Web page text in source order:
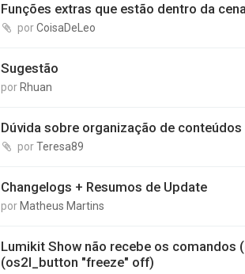
Funções extras que estão dentro da
porCoisaDeLeo
Sugestão
por Rhuan
Dúvida sobre organização de
porTeresa89
Changelogs + Resumos de Update
por Matheus Martins
Lumikit Show não recebe os
(os2l_button "freeze" off)